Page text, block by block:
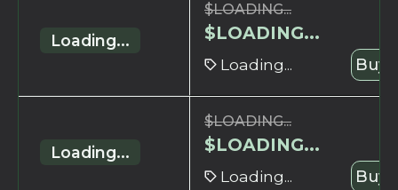
Loading...
$LOADING...
$LOADING...
Loading... Buy
Loading...
$LOADING...
$LOADING...
Loading... Buy